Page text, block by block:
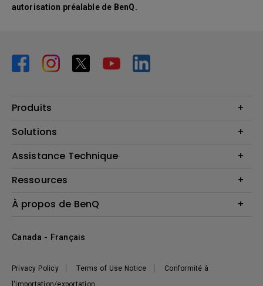
autorisation préalable de BenQ.
Produits
Vidéoprojecteurs
Éclairage
Haut-parleur
Solutions
Business Display
Assistance Technique
Contactez-nous
Recycling
Ressources
Centre de connaissances
À propos de BenQ
Développement durable
Privacy Policy
Terms of Use Notice
Conformité à
l'importation/exportation
Canada - Français